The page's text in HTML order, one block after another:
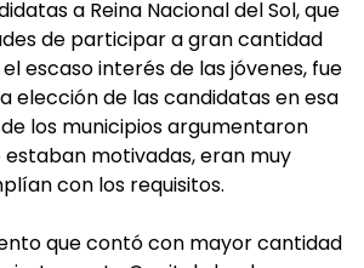
a Reina Nacional del Sol, que
de participar a gran cantidad
escaso interés de las jóvenes, fue
elección de las candidatas en esa
los municipios argumentaron
estaban motivadas, eran muy
con los requisitos.
que contó con mayor cantidad